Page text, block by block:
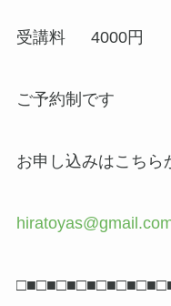
受講料 4000円
ご予約制です
お申し込みはこちら